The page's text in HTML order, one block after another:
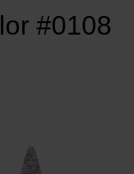
#0108